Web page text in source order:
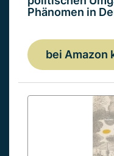
Phänomen in
bei Amazon